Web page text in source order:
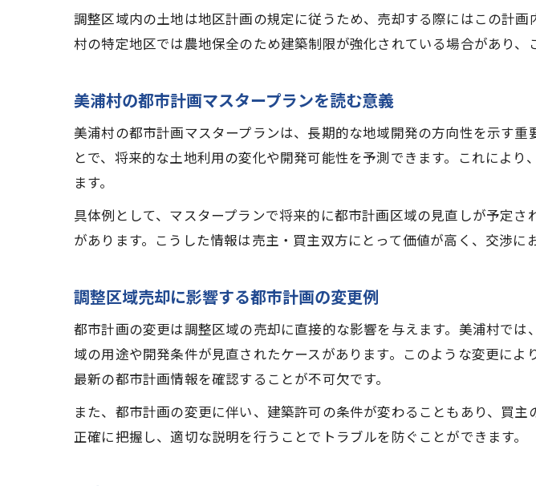
調整区域内の土地は地区計画の規定に従うため、売却する際にはこの計
村の特定地区では農地保全のため建築制限が強化されている場合があり、
美浦村の都市計画マスタープランを読む意義
美浦村の都市計画マスタープランは、長期的な地域開発の方向性を示す
とで、将来的な土地利用の変化や開発可能性を予測できます。これによ
ます。
具体例として、マスタープランで将来的に都市計画区域の見直しが予定
があります。こうした情報は売主・買主双方にとって価値が高く、交渉に
調整区域売却に影響する都市計画の変更例
都市計画の変更は調整区域の売却に直接的な影響を与えます。美浦村で
域の用途や開発条件が見直されたケースがあります。このような変更に
最新の都市計画情報を確認することが不可欠です。
また、都市計画の変更に伴い、建築許可の条件が変わることもあり、買
正確に把握し、適切な説明を行うことでトラブルを防ぐことができます。